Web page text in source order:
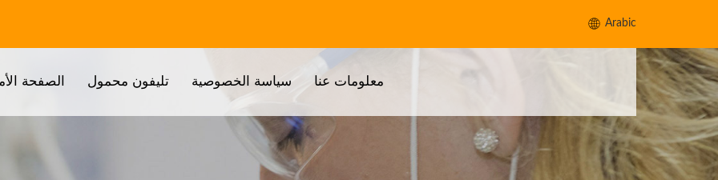
Arabic
الصفحة تليفون محمول سياسة الخصوصية معلومات عنا